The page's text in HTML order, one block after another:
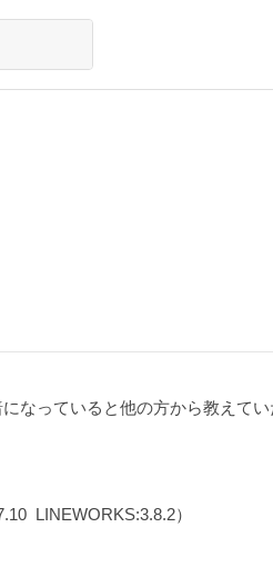
なっていると他の方から教えてい
LINEWORKS:3.8.2）